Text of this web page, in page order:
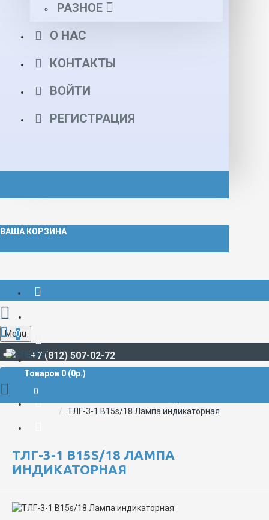
РАЗНОЕ
О НАС
КОНТАКТЫ
ВОЙТИ
РЕГИСТРАЦИЯ
ВАША КОРЗИНА
+7 (812) 507-02-72
Menu
0
Товаров 0 (0р.)
0
СВЕТОТЕХНИЧЕСКАЯ ПРОДУКЦИЯ
ТЛГ-3-1 B15s/18 Лампа индикаторная
ТЛГ-3-1 B15S/18 ЛАМПА
ИНДИКАТОРНАЯ